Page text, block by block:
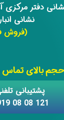
دفتر مرکزی
نشانی
(فروش
تماس
​​پشتیبانی تلفنی در بازه
121 08 08 0919 - 122 08 08 0919 - 123 08 08 0919